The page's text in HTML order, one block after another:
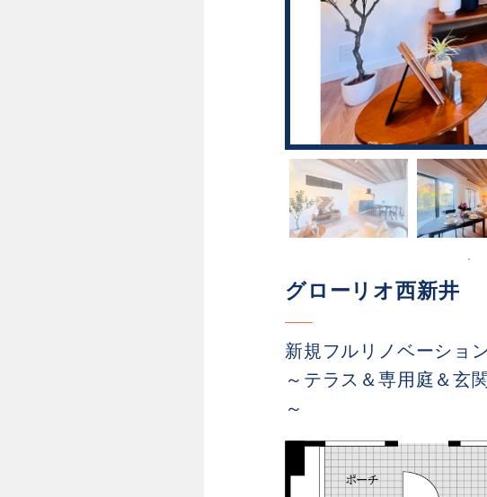
グローリオ西新井
新規フルリノベーショ
～テラス＆専用庭＆玄
～